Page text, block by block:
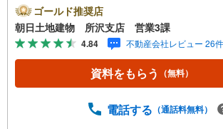
玉・神奈川に展開。豊富な取引データ
に、お客様一人ひとりに最適なご提案
「住宅ローンが不安」「自己資金が少
る？」「住み替えの進め方が分からな
却に関するお悩みにも有資格スタッフ
計画の立案から契約・お引渡しまで一
件ごとのメリット・注意点をまとめた
ゴールド推奨店
朝日土地建物 所沢支店 営業3課
4.84 不動産会社レビュー 26件
資料をもらう （無料）
電話する （通話料無料）